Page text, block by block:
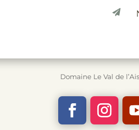

Domaine Le Val de